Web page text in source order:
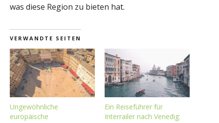
was diese Region zu bieten hat.
VERWANDTE SEITEN
Ungewöhnliche
europäische
Ein Reiseführer für
Interrailer nach Venedig: